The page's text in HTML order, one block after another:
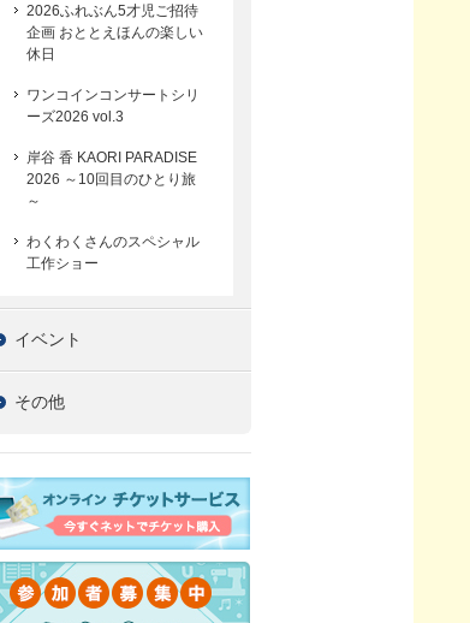
2026ふれぶん5才児ご招待
企画 おととえほんの楽しい
休日
ワンコインコンサートシリ
ーズ2026 vol.3
岸谷 香 KAORI PARADISE
2026 ～10回目のひとり旅
～
わくわくさんのスペシャル
工作ショー
イベント
その他